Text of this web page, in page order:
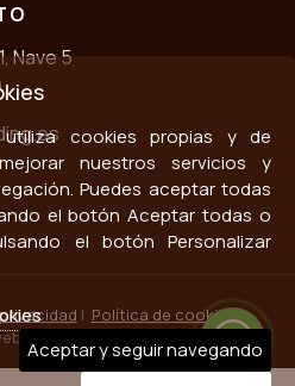
Nave 5
| Política de cookies
::
cookies propias y de
nuestros servicios y
Puedes aceptar todas
el botón Aceptar todas o
el botón Personalizar
Aceptar y seguir navegando